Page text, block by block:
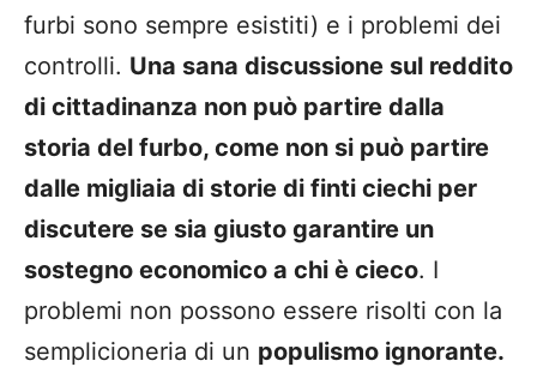
furbi sono sempre esistiti) e i problemi dei
controlli. Una sana discussione sul reddito
di cittadinanza non può partire dalla
storia del furbo, come non si può partire
dalle migliaia di storie di finti ciechi per
discutere se sia giusto garantire un
sostegno economico a chi è cieco. I
problemi non possono essere risolti con la
semplicioneria di un populismo ignorante.